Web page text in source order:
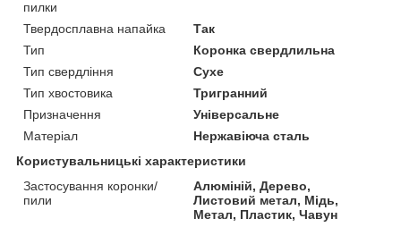
пилки
Твердосплавна напайка
Так
Тип
Коронка свердлильна
Тип свердління
Сухе
Тип хвостовика
Тригранний
Призначення
Універсальне
Матеріал
Нержавіюча сталь
Користувальницькі характеристики
Застосування коронки/
пили
Алюміній, Дерево,
Листовий метал, Мідь,
Метал, Пластик, Чавун